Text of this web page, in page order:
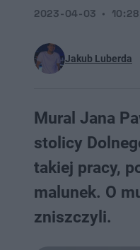
Jakub Luberda
2023-04-03 10:28
Mural Jana
stolicy
takiej pracy,
malunek. O
zniszczyli.